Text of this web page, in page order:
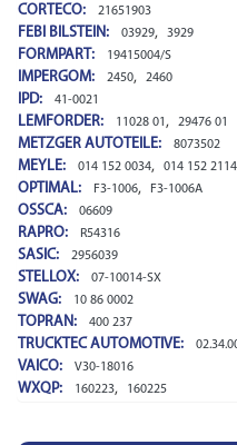
CORTECO: 21651903
FEBI BILSTEIN: 03929, 3929
FORMPART: 19415004/S
IMPERGOM: 2450, 2460
IPD: 41-0021
LEMFORDER: 11028 01 , 29476 01
METZGER AUTOTEILE: 8073502
MEYLE: 014 152 0034, 014 152
OPTIMAL: F3-1006, F3-1006A
OSSCA: 06609
RAPRO: R54316
SASIC: 2956039
STELLOX: 07-10014-SX
SWAG: 10 86 0002
TOPRAN: 400 237
TRUCKTEC AUTOMOTIVE:
VAICO: V30-18016
WXQP: 160223, 160225